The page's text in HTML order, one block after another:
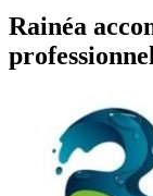
Rainéa